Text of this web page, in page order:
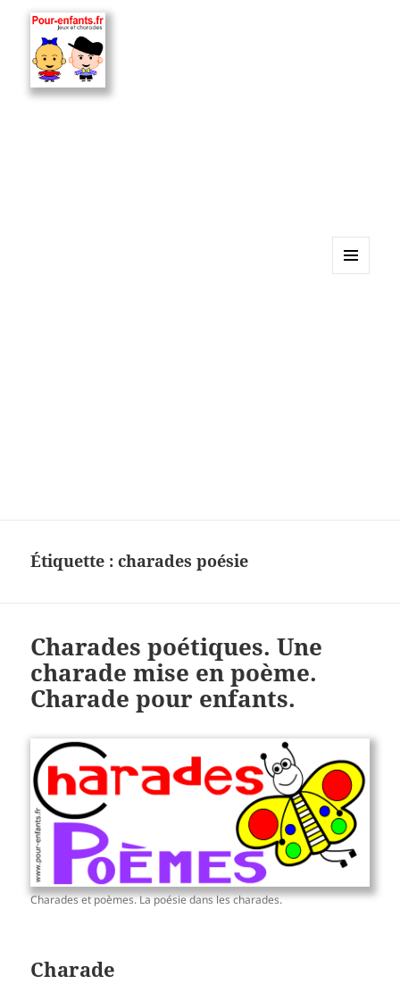
devinettes, pour enfants.
Étiquette :charades poésie
Charades poétiques. Une
charade mise en poème.
Charade pour enfants.
Charades et poèmes. La poésie dans les charades.
Charade